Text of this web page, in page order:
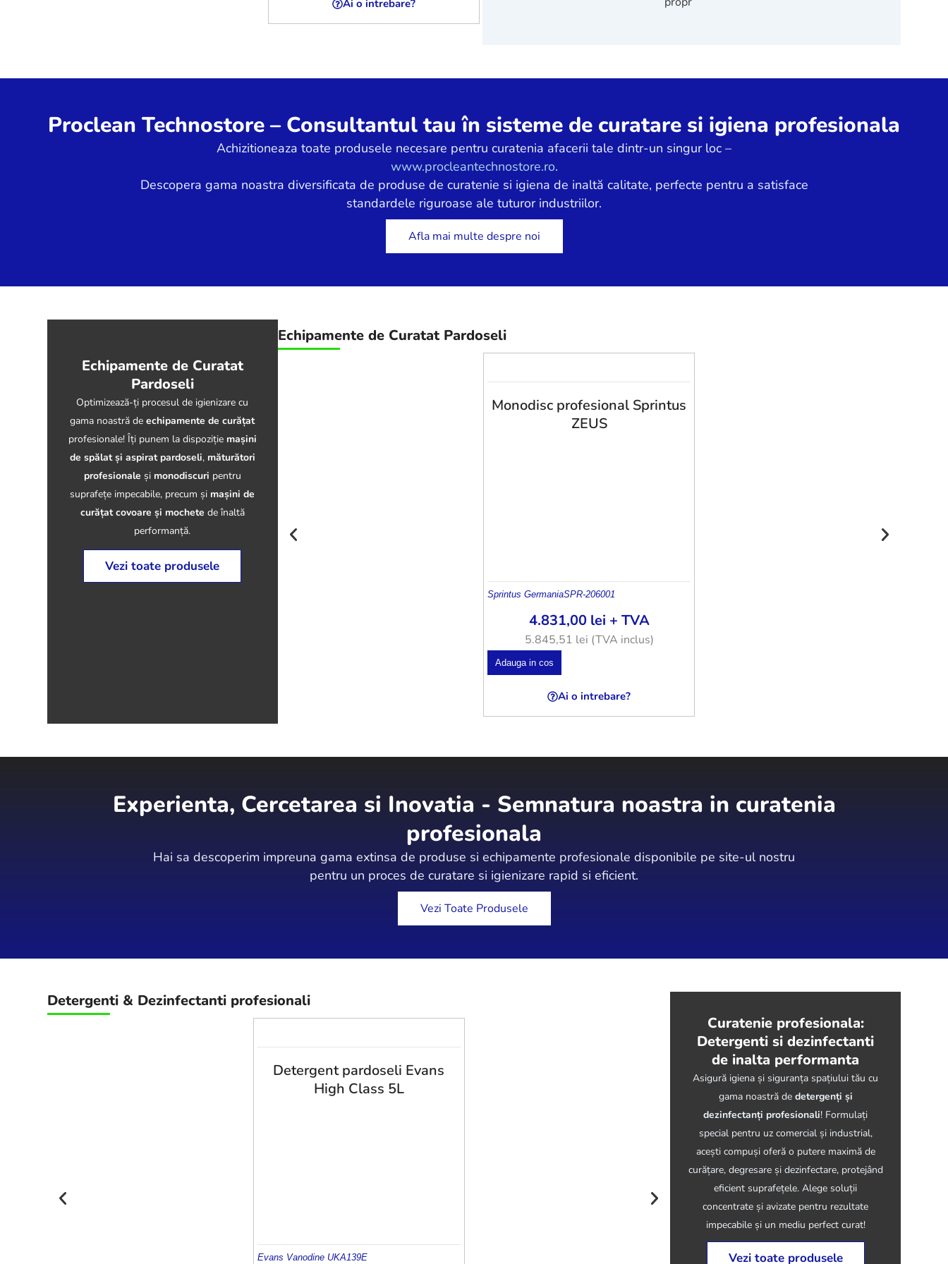
Ai o intrebare?
Proclean Technostore – Consultantul tau în sisteme de curatare si igiena profesionala
Achizitioneaza toate produsele necesare pentru curatenia afacerii tale dintr-un singur loc –
www.procleantechnostore.ro.
Descopera gama noastra diversificata de produse de curatenie si igiena de inaltă calitate, perfecte pentru a satisface
standardele riguroase ale tuturor industriilor.
Afla mai multe despre noi
Echipamente de Curatat
Pardoseli
Optimizează-ți procesul de igienizare cu
gama noastră deechipamente de curățat
profesionale! Îți punem la dispoziție mașini
de spălat și aspirat pardoseli, măturători
profesionale și monodiscuri pentru
suprafețe impecabile, precum și mașini de
curățat covoare și mochete de înaltă
performanță.
Vezi toate produsele
Echipamente de Curatat Pardoseli
Monodisc profesional Sprintus
ZEUS
Sprintus GermaniaSPR-206001
4.831,00 lei + TVA
5.845,51 lei (TVA inclus)
Adauga in cos
Ai o intrebare?
Experienta, Cercetarea si Inovatia - Semnatura noastra in curatenia
profesionala
Hai sa descoperim impreuna gama extinsa de produse si echipamente profesionale disponibile pe site-ul nostru
pentru un proces de curatare si igienizare rapid si eficient.
Vezi Toate Produsele
Curatenie profesionala:
Detergenti si dezinfectanti
de inalta performanta
Asigură igiena și siguranța spațiului tău cu
gama noastră de detergenți și
dezinfectanți profesionali! Formulați
special pentru uz comercial și industrial,
acești compuși oferă o putere maximă de
curățare, degresare și dezinfectare, protejând
eficient suprafețele. Alege soluții
concentrate și avizate pentru rezultate
impecabile și un mediu perfect curat!
Vezi toate produsele
Detergenti & Dezinfectanti profesionali
Detergent pardoseli Evans
High Class 5L
Evans Vanodine UKA139E